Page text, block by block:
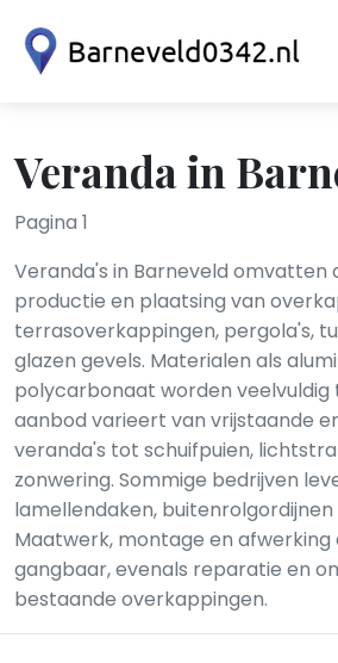
Veranda in
Pagina 1
Veranda's in Barneveld omvatten
productie en plaatsing van
terrasoverkappingen, pergola's,
glazen gevels. Materialen als
polycarbonaat worden veelvuldig
aanbod varieert van vrijstaande
veranda's tot schuifpuien,
zonwering. Sommige bedrijven
lamellendaken, buitenrolgordijnen
Maatwerk, montage en afwerking
gangbaar, evenals reparatie en
bestaande overkappingen.